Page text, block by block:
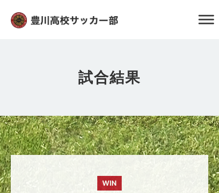
試合結果
WIN